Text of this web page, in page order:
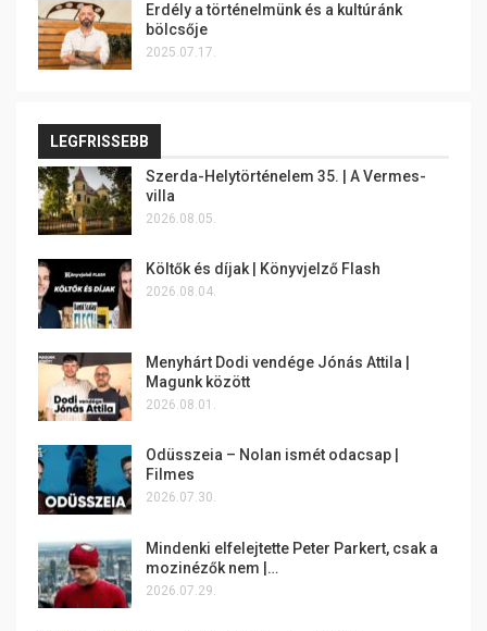
Erdély a történelmünk és a kultúránk
bölcsője
2025.07.17.
LEGFRISSEBB
Szerda-Helytörténelem 35. | A Vermes-
villa
2026.08.05.
Költők és díjak | Könyvjelző Flash
2026.08.04.
Menyhárt Dodi vendége Jónás Attila |
Magunk között
2026.08.01.
Odüsszeia – Nolan ismét odacsap |
Filmes
2026.07.30.
Mindenki elfelejtette Peter Parkert, csak a
mozinézők nem |…
2026.07.29.